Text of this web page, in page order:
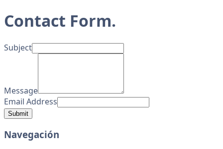
Contact Form.
Subject
Message
Email Address
Submit
Navegación